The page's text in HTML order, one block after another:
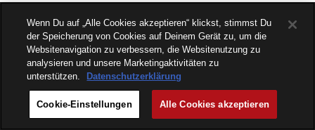
Wenn Du auf „Alle Cookies akzeptieren“ klickst, stimmst Du
der Speicherung von Cookies auf Deinem Gerät zu, um die
Websitenavigation zu verbessern, die Websitenutzung zu
analysieren und unsere Marketingaktivitäten zu
unterstützen.
Datenschutzerklärung
Cookie-Einstellungen Alle Cookies akzeptieren